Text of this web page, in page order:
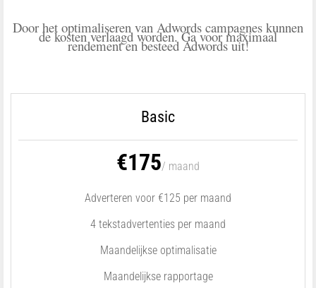
Door het optimaliseren van Adwords campagnes kunnen
de kosten verlaagd worden. Ga voor maximaal
rendement en besteed Adwords uit!
Basic
€175/ maand
Adverteren voor €125 per maand
4 tekstadvertenties per maand
Maandelijkse optimalisatie
Maandelijkse rapportage